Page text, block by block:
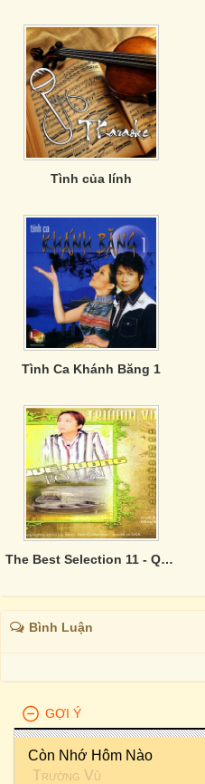
Tình của lính
Tình Ca Khánh Băng 1
The Best Selection 11 - Quê Hương Bỏ Lại
Bình Luận
GỢI Ý
Còn Nhớ Hôm Nào
Trường Vũ